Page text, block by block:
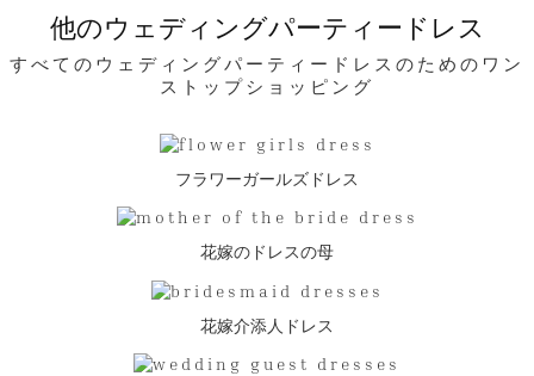
他のウェディングパーティードレス
すべてのウェディングパーティードレスのためのワン
ストップショッピング
フラワーガールズドレス
花嫁のドレスの母
花嫁介添人ドレス